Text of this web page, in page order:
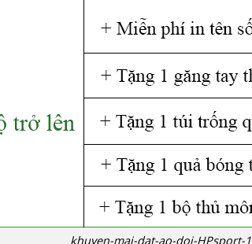
khuyen-mai-dat-ao-doi-HPsport-1